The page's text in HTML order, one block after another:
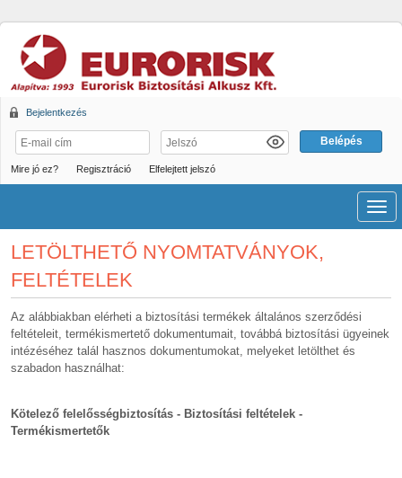
Bejelentkezés
Mire jó ez? Regisztráció Elfelejtett jelszó
LETÖLTHETŐ NYOMTATVÁNYOK,
FELTÉTELEK
Az alábbiakban elérheti a biztosítási termékek általános szerződési
feltételeit, termékismertető dokumentumait, továbbá biztosítási ügyeinek
intézéséhez talál hasznos dokumentumokat, melyeket letölthet és
szabadon használhat:
Kötelező felelősségbiztosítás - Biztosítási feltételek -
Termékismertetők